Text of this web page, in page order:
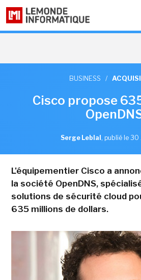
BUSINESS /
Cisco propose
Serge Leblal , publié le 30
L'équipementier Cisco a
la société OpenDNS,
solutions de sécurité cloud
635 millions de dollars.